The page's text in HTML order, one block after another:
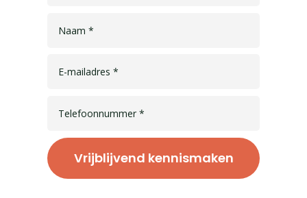
Vrijblijvend kennismaken